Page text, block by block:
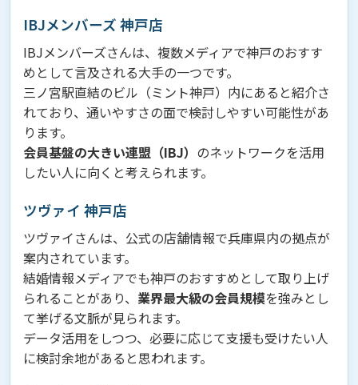
IBJメンバーズ 神戸店
IBJメンバーズさんは、複数メディアで神戸のおすす
めとして言及される大手の一つです。
三ノ宮駅直結のビル（ミント神戸）内にあると紹介さ
れており、通いやすさの面で検討しやすい可能性があ
ります。
会員基盤の大きい連盟（IBJ） のネットワークを活用
したい人に向くと考えられます。
ツヴァイ 神戸店
ツヴァイさんは、公式の店舗情報で兵庫県内の拠点が
案内されています。
結婚情報メディアでも神戸のおすすめとして取り上げ
られることがあり、 業界最大級の会員規模を強みとし
て挙げる文脈が見られます。
データ活用をしつつ、必要に応じて支援も受けたい人
に検討余地があると思われます。